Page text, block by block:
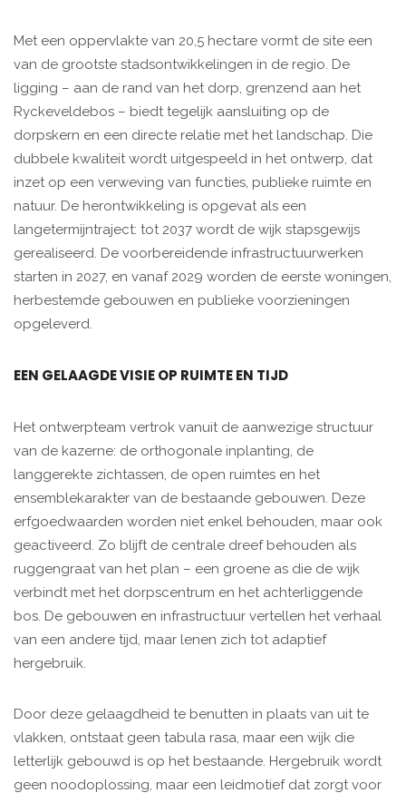
Met een oppervlakte van 20,5 hectare vormt de site een
van de grootste stadsontwikkelingen in de regio. De
ligging – aan de rand van het dorp, grenzend aan het
Ryckeveldebos – biedt tegelijk aansluiting op de
dorpskern en een directe relatie met het landschap. Die
dubbele kwaliteit wordt uitgespeeld in het ontwerp, dat
inzet op een verweving van functies, publieke ruimte en
natuur. De herontwikkeling is opgevat als een
langetermijntraject: tot 2037 wordt de wijk stapsgewijs
gerealiseerd. De voorbereidende infrastructuurwerken
starten in 2027, en vanaf 2029 worden de eerste woningen,
herbestemde gebouwen en publieke voorzieningen
opgeleverd.
EEN GELAAGDE VISIE OP RUIMTE EN TIJD
Het ontwerpteam vertrok vanuit de aanwezige structuur
van de kazerne: de orthogonale inplanting, de
langgerekte zichtassen, de open ruimtes en het
ensemblekarakter van de bestaande gebouwen. Deze
erfgoedwaarden worden niet enkel behouden, maar ook
geactiveerd. Zo blijft de centrale dreef behouden als
ruggengraat van het plan – een groene as die de wijk
verbindt met het dorpscentrum en het achterliggende
bos. De gebouwen en infrastructuur vertellen het verhaal
van een andere tijd, maar lenen zich tot adaptief
hergebruik.
Door deze gelaagdheid te benutten in plaats van uit te
vlakken, ontstaat geen tabula rasa, maar een wijk die
letterlijk gebouwd is op het bestaande. Hergebruik wordt
geen noodoplossing, maar een leidmotief dat zorgt voor